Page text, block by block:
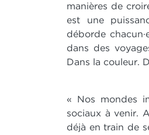
manières de
est une
déborde
dans des
Dans la couleur.
« Nos mondes
sociaux à venir.
déjà en train de